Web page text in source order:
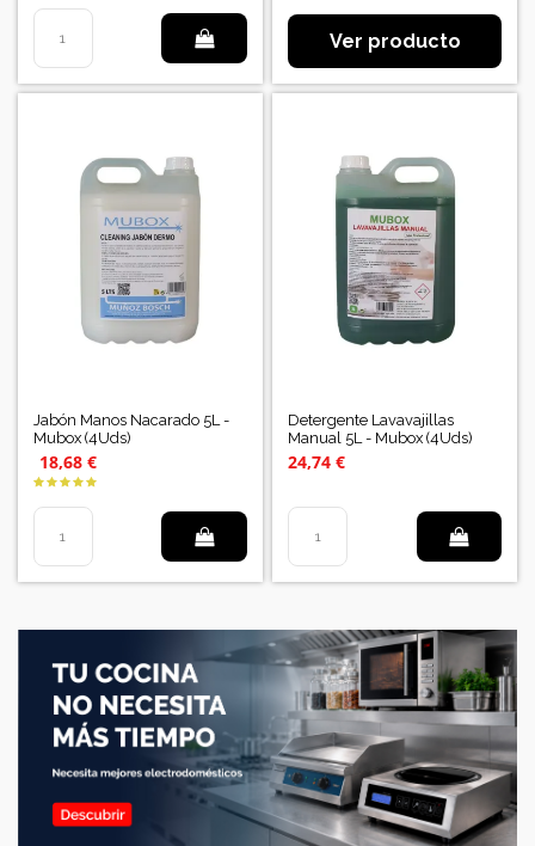
Ver producto
Jabón Manos Nacarado 5L -
Mubox (4Uds)
18,68 €
Detergente Lavavajillas
Manual 5L - Mubox (4Uds)
24,74 €